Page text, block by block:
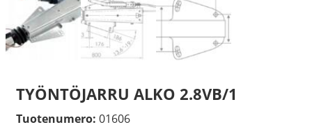
TYÖNTÖJARRU ALKO 2.8VB/1
Tuotenumero: 01606